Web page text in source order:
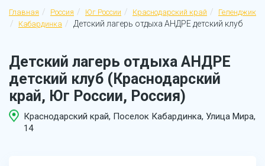
Главная Россия Юг России Краснодарский край
Геленджик
Кабардинка
Детский лагерь отдыха АНДРЕ детский клуб
Детский лагерь отдыха АНДРЕ
детский клуб (Краснодарский
край, Юг России, Россия)
Краснодарский край, Поселок Кабардинка, Улица Мира,
14